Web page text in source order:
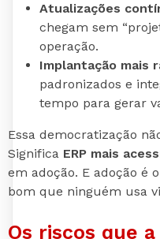
Atualizações
chegam sem
operação.
Implantação mais
padronizados e
tempo para gerar
Essa democratização
Significa ERP mais
em adoção. E adoção é
bom que ninguém usa
Os riscos que